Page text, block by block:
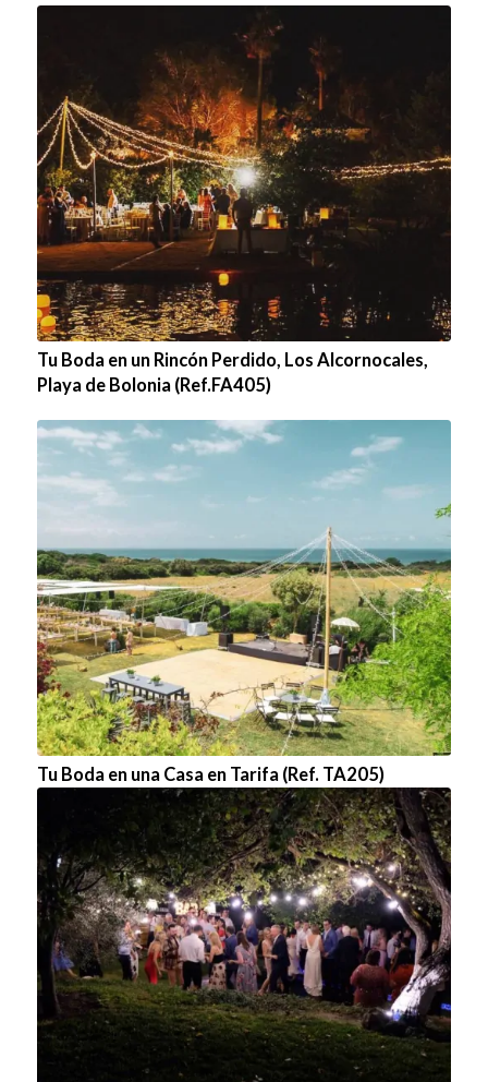
Tu Boda en un Rincón Perdido, Los Alcornocales,
Playa de Bolonia (Ref.FA405)
Tu Boda en una Casa en Tarifa (Ref. TA205)